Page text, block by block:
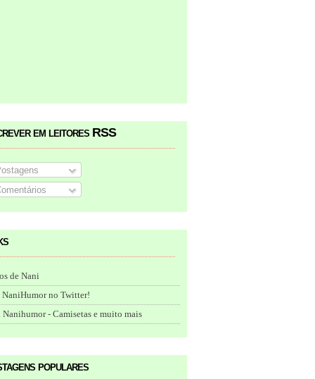
em leitores RSS
de Nani
NaniHumor no Twitter!
- Camisetas e muito mais
populares